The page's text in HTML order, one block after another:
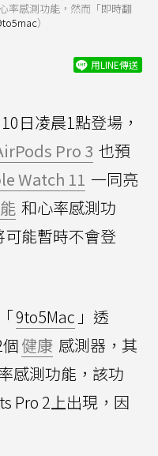
率感測功能，然而「即時翻
）
用LINE傳送
日凌晨1點登場，
Pro 3 也預
Watch 11 一同亮
和心率感測功
可能暫時不會登
9to5Mac 」透
健康 感測器，其
感測功能，該功
Pro 2上出現，因